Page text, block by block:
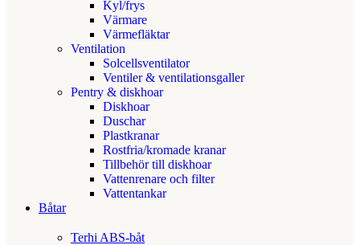
Kyl/frys
Värmare
Värmefläktar
Ventilation
Solcellsventilator
Ventiler & ventilationsgaller
Pentry & diskhoar
Diskhoar
Duschar
Plastkranar
Rostfria/kromade kranar
Tillbehör till diskhoar
Vattenrenare och filter
Vattentankar
Båtar
Terhi ABS-båt